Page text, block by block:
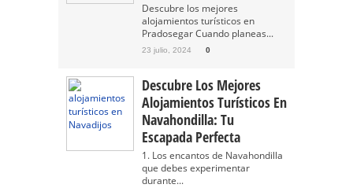
Descubre los mejores
alojamientos turísticos en
Pradosegar Cuando planeas...
23 julio, 2024 0
Descubre Los Mejores
Alojamientos Turísticos En
Navahondilla: Tu
Escapada Perfecta
1. Los encantos de Navahondilla
que debes experimentar
durante...